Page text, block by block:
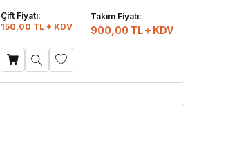
Çift Fiyatı:
150,00 TL + KDV
Takım Fiyatı:
900,00 TL KDV